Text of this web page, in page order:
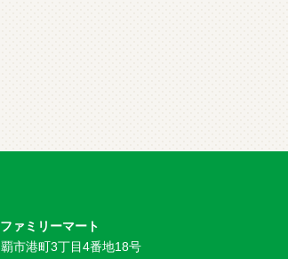
ァミリーマート
市港町3丁目4番地18号